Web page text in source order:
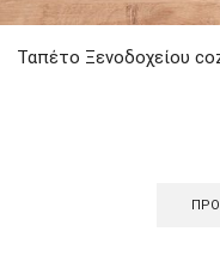
Ταπέτο Ξενοδοχείου